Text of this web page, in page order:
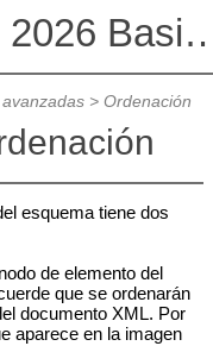
Altova StyleVision
> Ordenación
esquema tiene dos
de elemento del
que se ordenarán
documento XML. Por
aparece en la imagen